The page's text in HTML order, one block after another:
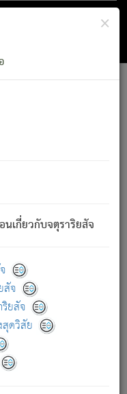
สารบัญ×
เกี่ยวกับจตุราริยสัจ
สัจ
ยสัจ
ดวิสัย
สสะบังหน้า
ด แต่สิ่งนั้นย่อมเป็น
สำคัญนั้น
าแล้ว มีภพโดยความ
พลิดเพลินยิ่งนักในภพ
นภัย (ที่เขาไม่รู้จัก)
เพื่อการละขาดซึ่ง
ามหลุดพ้นจากภพว่า
ราหมณ์ทั้งปวงนั้น